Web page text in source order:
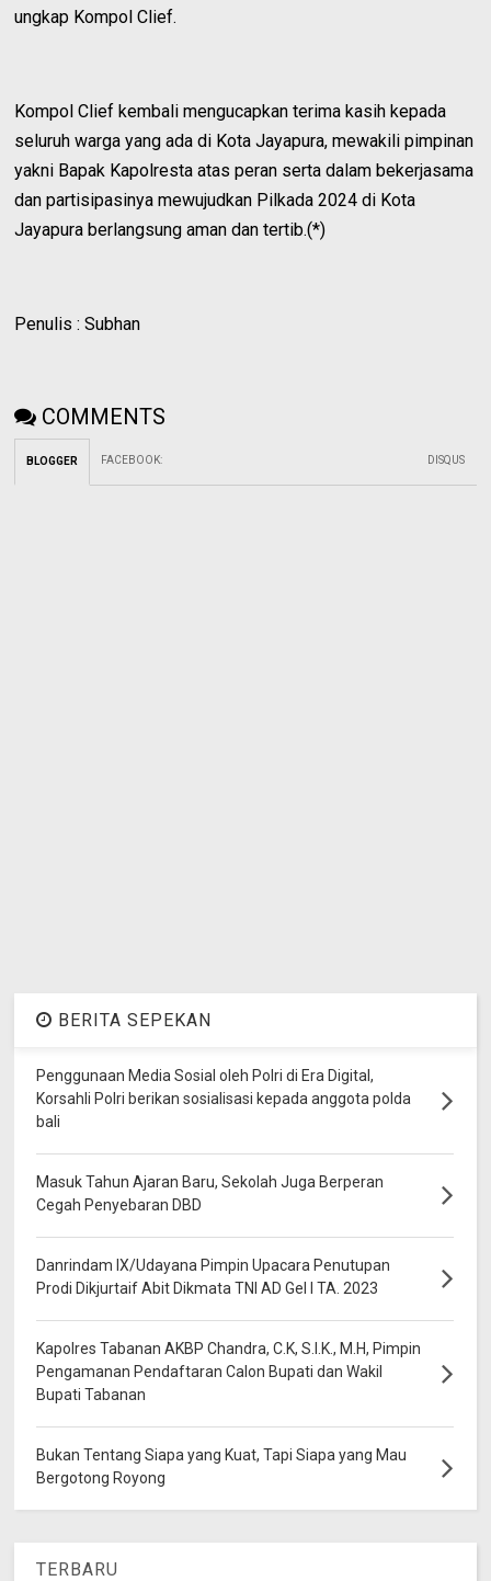
ungkap Kompol Clief.
Kompol Clief kembali mengucapkan terima kasih kepada
seluruh warga yang ada di Kota Jayapura, mewakili pimpinan
yakni Bapak Kapolresta atas peran serta dalam bekerjasama
dan partisipasinya mewujudkan Pilkada 2024 di Kota
Jayapura berlangsung aman dan tertib.(*)
Penulis : Subhan
COMMENTS
BLOGGER FACEBOOK: DISQUS
BERITA SEPEKAN
Penggunaan Media Sosial oleh Polri di Era Digital,
Korsahli Polri berikan sosialisasi kepada anggota polda
bali
Masuk Tahun Ajaran Baru, Sekolah Juga Berperan
Cegah Penyebaran DBD
Danrindam IX/Udayana Pimpin Upacara Penutupan
Prodi Dikjurtaif Abit Dikmata TNI AD Gel I TA. 2023
Kapolres Tabanan AKBP Chandra, C.K, S.I.K., M.H, Pimpin
Pengamanan Pendaftaran Calon Bupati dan Wakil
Bupati Tabanan
Bukan Tentang Siapa yang Kuat, Tapi Siapa yang Mau
Bergotong Royong
TERBARU